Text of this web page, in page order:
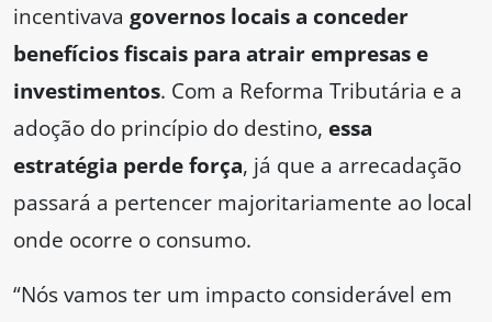
incentivava governos locais a conceder
benefícios fiscais para atrair empresas e
investimentos. Com a Reforma Tributária e a
adoção do princípio do destino, essa
estratégia perde força, já que a arrecadação
passará a pertencer majoritariamente ao local
onde ocorre o consumo.
“Nós vamos ter um impacto considerável em